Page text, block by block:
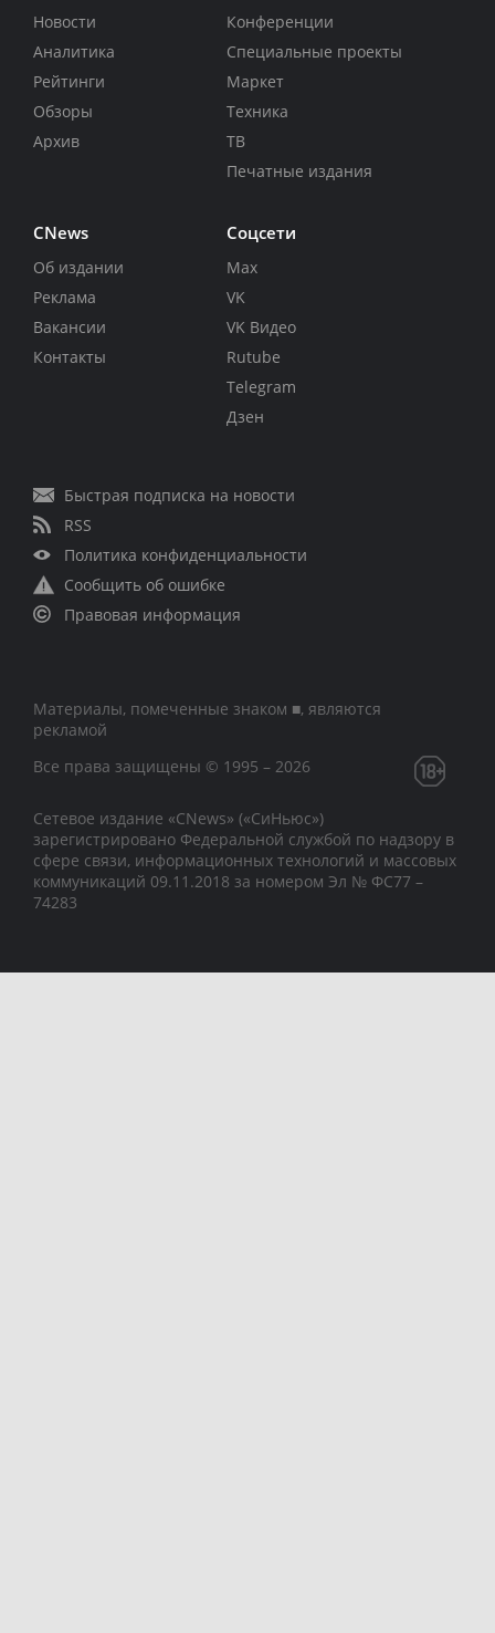
Новости
Аналитика
Рейтинги
Обзоры
Архив
Конференции
Специальные проекты
Маркет
Техника
ТВ
Печатные издания
CNews
Об издании
Реклама
Вакансии
Контакты
Соцсети
Max
VK
VK Видео
Rutube
Telegram
Дзен
Быстрая подписка на новости
RSS
Политика конфиденциальности
Сообщить об ошибке
Правовая информация
Материалы, помеченные знаком ■, являются
рекламой
Все права защищены © 1995 – 2026
Сетевое издание «CNews» («СиНьюс»)
зарегистрировано Федеральной службой по надзору в
сфере связи, информационных технологий и массовых
коммуникаций 09.11.2018 за номером Эл № ФС77 –
74283